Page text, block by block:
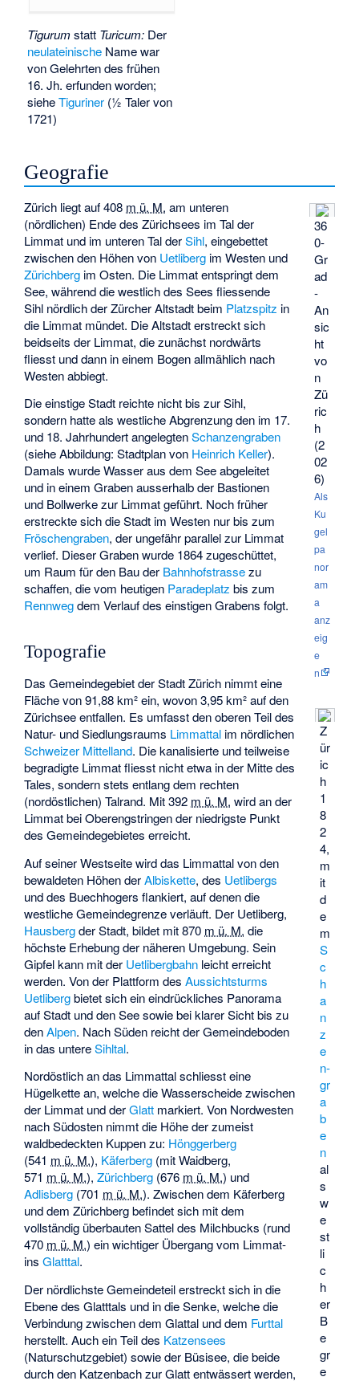
Tigurum statt Turicum: Der
neulateinische Name war
von Gelehrten des frühen
16. Jh. erfunden worden;
sieheTiguriner (½ Taler von
1721)
Geografie
36
0-
Gr
ad
-
An
sic
ht
vo
n
Zü
ric
h
(2
02
6)
Als
Ku
gel
pa
nor
am
a
anz
eig
e
n
Zürich liegt auf408 m ü. M. am unteren
(nördlichen) Ende des Zürichsees im Tal der
Limmat und im unteren Tal derSihl, eingebettet
zwischen den Höhen von Uetliberg im Westen und
Zürichberg im Osten. Die Limmat entspringt dem
See, während die westlich des Sees fliessende
Sihl nördlich der Zürcher Altstadt beim Platzspitz in
die Limmat mündet. Die Altstadt erstreckt sich
beidseits der Limmat, die zunächst nordwärts
fliesst und dann in einem Bogen allmählich nach
Westen abbiegt.
Z
ür
ic
h
1
8
2
4,
m
it
d
e
m
S
c
h
a
n
z
e
n­
gr
a
b
e
n
al
s
w
e
st
li
c
h
er
B
e
gr
e
Die einstige Stadt reichte nicht bis zur Sihl,
sondern hatte als westliche Abgrenzung den im 17.
und 18. Jahrhundert angelegtenSchanzengraben
(siehe Abbildung: Stadtplan von Heinrich Keller).
Damals wurde Wasser aus dem See abgeleitet
und in einem Graben ausserhalb der Bastionen
und Bollwerke zur Limmat geführt. Noch früher
erstreckte sich die Stadt im Westen nur bis zum
Fröschengraben, der ungefähr parallel zur Limmat
verlief. Dieser Graben wurde 1864 zugeschüttet,
um Raum für den Bau der Bahnhofstrassezu
schaffen, die vom heutigen Paradeplatz bis zum
Rennwegdem Verlauf des einstigen Grabens folgt.
Topografie
Das Gemeindegebiet der Stadt Zürich nimmt eine
Fläche von 91,88 km² ein, wovon 3,95 km² auf den
Zürichsee entfallen. Es umfasst den oberen Teil des
Natur- und Siedlungsraums Limmattal im nördlichen
Schweizer Mittelland. Die kanalisierte und teilweise
begradigte Limmat fliesst nicht etwa in der Mitte des
Tales, sondern stets entlang dem rechten
(nordöstlichen) Talrand. Mit392 m ü. M. wird an der
Limmat bei Oberengstringen der niedrigste Punkt
des Gemeindegebietes erreicht.
Auf seiner Westseite wird das Limmattal von den
bewaldeten Höhen derAlbiskette, des Uetlibergs
und des Buechhogers flankiert, auf denen die
westliche Gemeindegrenze verläuft. Der Uetliberg,
Hausbergder Stadt, bildet mit870 m ü. M. die
höchste Erhebung der näheren Umgebung. Sein
Gipfel kann mit der Uetlibergbahn leicht erreicht
werden. Von der Plattform desAussichtsturms
Uetlibergbietet sich ein eindrückliches Panorama
auf Stadt und den See sowie bei klarer Sicht bis zu
denAlpen. Nach Süden reicht der Gemeindeboden
in das untereSihltal.
Nordöstlich an das Limmattal schliesst eine
Hügelkette an, welche die Wasserscheide zwischen
der Limmat und derGlatt markiert. Von Nordwesten
nach Südosten nimmt die Höhe der zumeist
waldbedeckten Kuppen zu: Hönggerberg
(541 m ü. M.), Käferberg (mitWaidberg,
571 m ü. M.),Zürichberg (676 m ü. M.) und
Adlisberg (701 m ü. M.). Zwischen dem Käferberg
und dem Zürichberg befindet sich mit dem
vollständig überbauten Sattel des Milchbucks (rund
470 m ü. M.) ein wichtiger Übergang vom Limmat-
insGlatttal.
Der nördlichste Gemeindeteil erstreckt sich in die
Ebene des Glatttals und in die Senke, welche die
Verbindung zwischen dem Glattal und dem Furttal
herstellt. Auch ein Teil des Katzensees
(Naturschutzgebiet) sowie der Büsisee, die beide
durch den Katzenbachzur Glatt entwässert werden,